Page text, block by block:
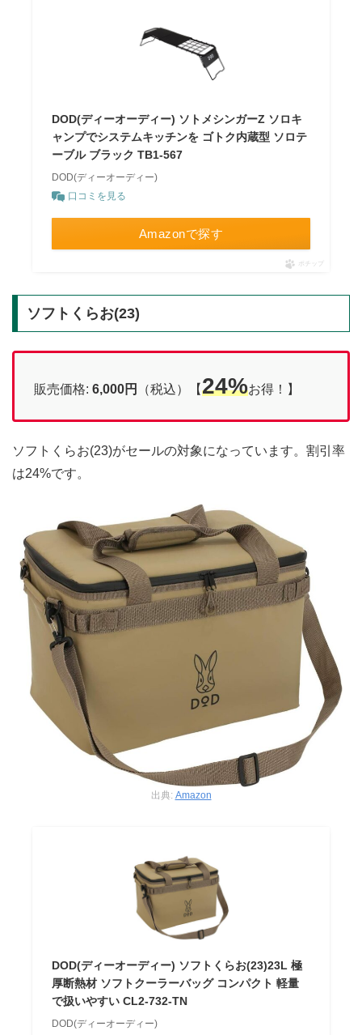
DOD(ディーオーディー) ソトメシンガーZ ソロキ
ャンプでシステムキッチンを ゴトク内蔵型 ソロテ
ーブル ブラック TB1-567
DOD(ディーオーディー)
口コミを見る
Amazonで探す
ポチップ
ソフトくらお(23)
販売価格: 6,000円 （税込）【24%お得！】
ソフトくらお(23)がセールの対象になっています。割引率
は24%です。
出典: Amazon
DOD(ディーオーディー) ソフトくらお(23)23L 極
厚断熱材 ソフトクーラーバッグ コンパクト 軽量
で扱いやすい CL2-732-TN
DOD(ディーオーディー)